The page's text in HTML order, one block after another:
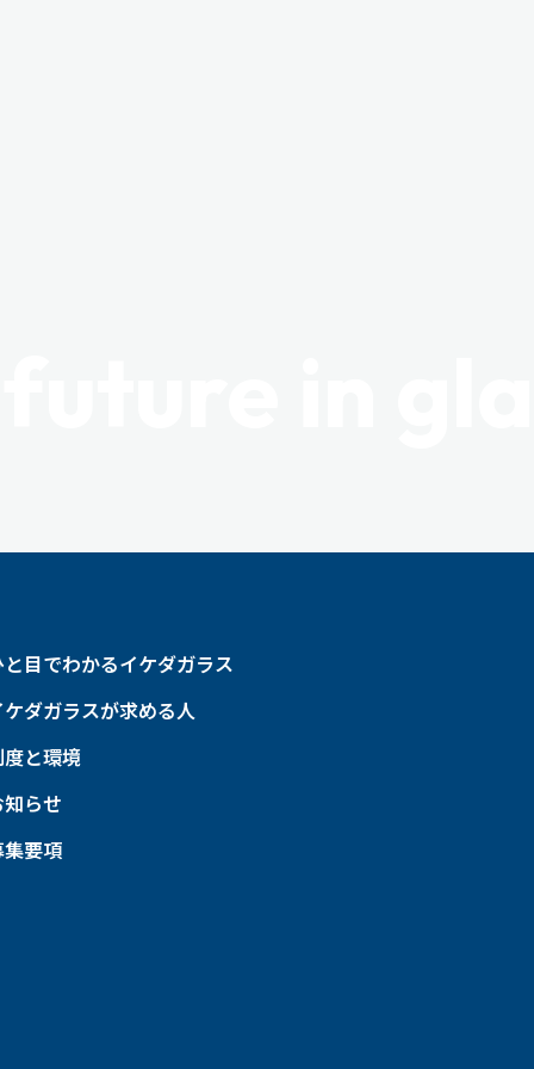
目でわかるイケダガラス
ダガラスが求める人
と環境
らせ
要項